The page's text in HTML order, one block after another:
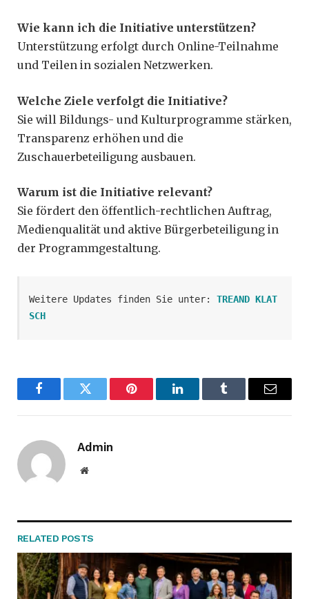
Wie kann ich die Initiative unterstützen?
Unterstützung erfolgt durch Online-Teilnahme
und Teilen in sozialen Netzwerken.
Welche Ziele verfolgt die Initiative?
Sie will Bildungs- und Kulturprogramme stärken,
Transparenz erhöhen und die
Zuschauerbeteiligung ausbauen.
Warum ist die Initiative relevant?
Sie fördert den öffentlich-rechtlichen Auftrag,
Medienqualität und aktive Bürgerbeteiligung in
der Programmgestaltung.
Weitere Updates finden Sie unter: TREAND KLAT
SCH
FacebookTwitter Pinterest LinkedInTumblr Email
Admin
Website
RELATED POSTS